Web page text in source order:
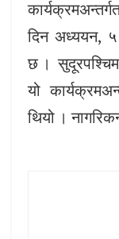
दिन अध्ययन,
छ । सुदूरपश्चिम
यो
थियो ।